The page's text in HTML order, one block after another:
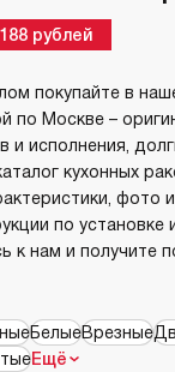
рублей
покупайте в
по Москве –
и исполнения,
кухонных
фото
по
к нам и получите
БелыеВрезные
Ещё